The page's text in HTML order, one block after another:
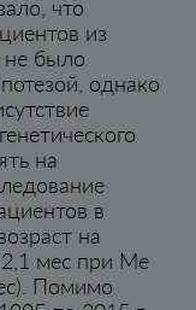
что
из
не было
однако
на
в
на
мес при Me
Помимо